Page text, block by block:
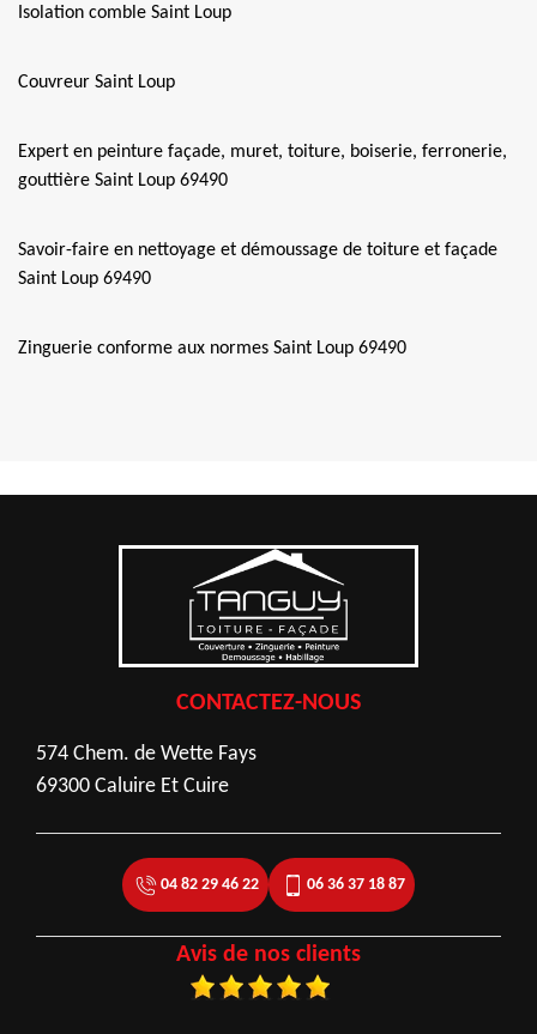
Isolation comble Saint Loup
Couvreur Saint Loup
Expert en peinture façade, muret, toiture, boiserie, ferronerie,
gouttière Saint Loup 69490
Savoir-faire en nettoyage et démoussage de toiture et façade
Saint Loup 69490
Zinguerie conforme aux normes Saint Loup 69490
CONTACTEZ-NOUS
574 Chem. de Wette Fays
69300 Caluire Et Cuire
04 82 29 46 22 06 36 37 18 87
Avis de nos clients